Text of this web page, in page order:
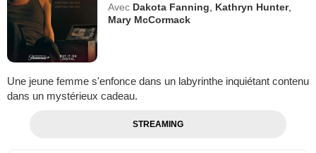
Avec Dakota Fanning Kathryn Hunter,
Mary McCormack
Une jeune femme s'enfonce dans un labyrinthe inquiétant contenu
dans un mystérieux cadeau.
STREAMING